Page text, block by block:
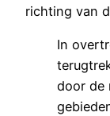
richting van
In
door de